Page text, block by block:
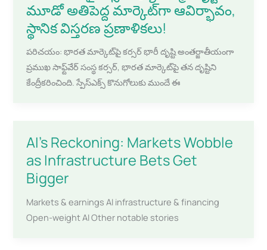
మూడో అతిపెద్ద మార్కెట్‌గా ఆవిర్భావం,
స్థానిక విస్తరణ ప్రణాళికలు!
పరిచయం: భారత మార్కెట్‌పై కర్సర్ భారీ దృష్టి అంతర్జాతీయంగా
ప్రముఖ సాఫ్ట్‌వేర్ సంస్థ కర్సర్, భారత మార్కెట్‌పై తన దృష్టిని
కేంద్రీకరించింది. స్పేస్‌ఎక్స్ కొనుగోలుకు ముందే ఈ
AI’s Reckoning: Markets Wobble
as Infrastructure Bets Get
Bigger
Markets & earnings AI infrastructure & financing
Open-weight AI Other notable stories